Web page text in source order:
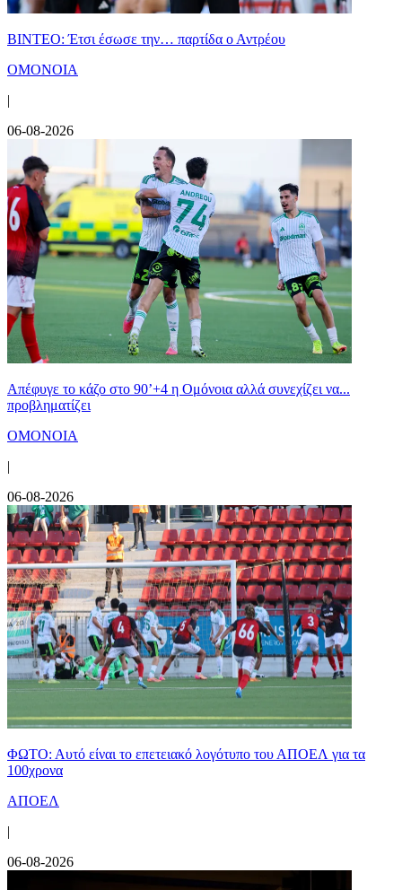
ΒΙΝΤΕΟ: Έτσι έσωσε την… παρτίδα ο Αντρέου
ΟΜΟΝΟΙΑ
|
06-08-2026
Απέφυγε το κάζο στο 90’+4 η Ομόνοια αλλά συνεχίζει να...
προβληματίζει
ΟΜΟΝΟΙΑ
|
06-08-2026
ΦΩΤΟ: Αυτό είναι το επετειακό λογότυπο του ΑΠΟΕΛ για τα
100χρονα
ΑΠΟΕΛ
|
06-08-2026